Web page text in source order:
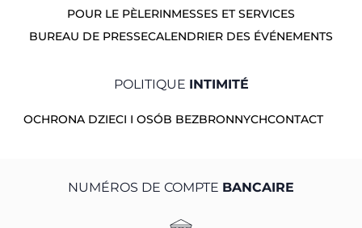
POUR LE PÈLERINMESSES ET SERVICES
BUREAU DE PRESSECALENDRIER DES ÉVÉNEMENTS
POLITIQUE INTIMITÉ
OCHRONA DZIECI I OSÓB BEZBRONNYCHCONTACT
NUMÉROS DE COMPTE BANCAIRE